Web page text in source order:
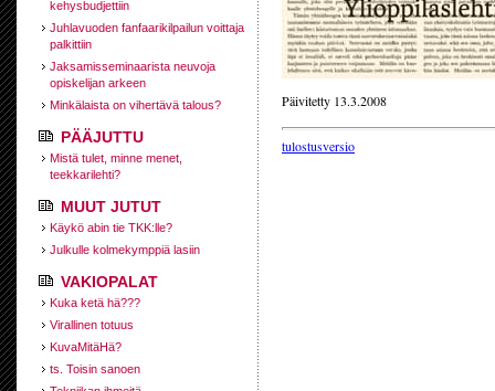
kehysbudjettiin
Juhlavuoden fanfaarikilpailun voittaja
palkittiin
Jaksamisseminaarista neuvoja
opiskelijan arkeen
Minkälaista on vihertävä talous?
PÄÄJUTTU
Mistä tulet, minne menet,
teekkarilehti?
MUUT JUTUT
Käykö abin tie TKK:lle?
Julkulle kolmekymppiä lasiin
VAKIOPALAT
Kuka ketä hä???
Virallinen totuus
KuvaMitäHä?
ts. Toisin sanoen
Päivitetty 13.3.2008
tulostusversio